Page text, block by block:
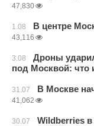
47,830
1.08 В центре
43,116
3.08
Дроны
под Москвой: что
31.07 В Москве
41,062
30.07 Wildberries в